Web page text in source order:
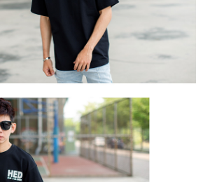
同意取消之訂單仍視為有效，需透過AFTEE先享
先享後付 」之結帳頁面顯示為準，若有關於
消欲退款等相關疑問，請聯繫「AFTEE先享後付
support/home
限公司提供之「AFTEE先享後付」服務完成之交
內提供個人資料，並將交易相關給付款項請求債
公司。
，請瀏覽以下網址：
徵得法定代理人或監護人之同意方可使用
經同意申辦者引起之損失，本公司不負相關責
含以上)免運費
含以上)免運費
含以上)免運費